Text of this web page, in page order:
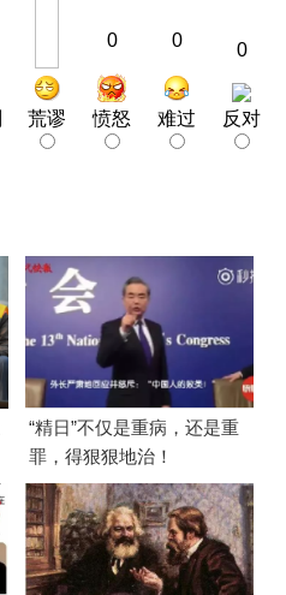
荒谬
0
愤怒
0
难过
0
反对
“精日”不仅是重病，还是重
罪，得狠狠地治！